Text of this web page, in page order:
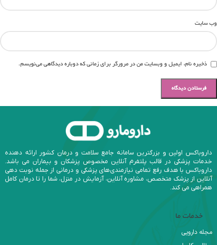
وب‌ سایت
ذخیره نام، ایمیل و وبسایت من در مرورگر برای زمانی که دوباره دیدگاهی می‌نویسم.
داروباکس اولین و بزرگترین سامانه جامع سلامت و درمان کشور ارائه دهنده
خدمات پزشکی در قالب پلتفرم آنلاین مخصوص پزشکان و بیماران می باشد.
داروباکس با هدف رفع تمامی نیازمندی‌های پزشکی و درمانی از جمله نوبت دهی
آنلاین از پزشک متخصص، مشاوره آنلاین، آزمایش در منزل، شما را تا درمان کامل
همراهی می کند.
خدمات ما
مجله دارویی